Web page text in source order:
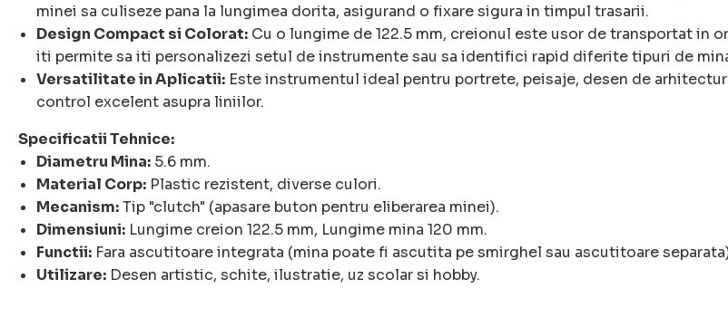
minei sa culiseze pana la lungimea dorita, asigurand o fixare sigura in timpul trasarii.
Design Compact si Colorat: Cu o lungime de 122.5 mm, creionul este usor de transportat in
iti permite sa iti personalizezi setul de instrumente sau sa identifici rapid diferite tipuri de
Versatilitate in Aplicatii: Este instrumentul ideal pentru portrete, peisaje, desen de
control excelent asupra liniilor.
Specificatii Tehnice:
Diametru Mina: 5.6 mm.
Material Corp: Plastic rezistent, diverse culori.
Mecanism:Tip "clutch" (apasare buton pentru eliberarea minei).
Dimensiuni: Lungime creion 122.5 mm, Lungime mina 120 mm.
Functii: Fara ascutitoare integrata (mina poate fi ascutita pe smirghel sau ascutitoare
Utilizare: Desen artistic, schite, ilustratie, uz scolar si hobby.